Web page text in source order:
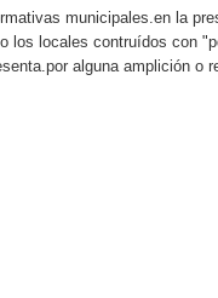
municipales.en la
los locales contruídos con
alguna amplición o